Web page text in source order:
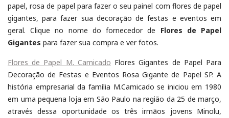
papel, rosa de papel para fazer o seu painel com flores de papel
gigantes, para fazer sua decoração de festas e eventos em
geral. Clique no nome do fornecedor de Flores de Papel
Gigantes para fazer sua compra e ver fotos.
Flores de Papel M. Camicado Flores Gigantes de Papel Para
Decoração de Festas e Eventos Rosa Gigante de Papel SP. A
história empresarial da família M.Camicado se iniciou em 1980
em uma pequena loja em São Paulo na região da 25 de março,
através dessa oportunidade os três irmãos jovens Minolu,